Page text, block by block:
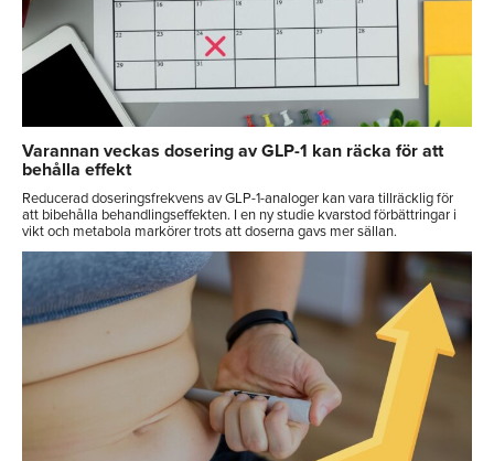
Varannan veckas dosering av GLP-1 kan räcka för att
behålla effekt
Reducerad doseringsfrekvens av GLP-1-analoger kan vara tillräcklig för
att bibehålla behandlingseffekten. I en ny studie kvarstod förbättringar i
vikt och metabola markörer trots att doserna gavs mer sällan.